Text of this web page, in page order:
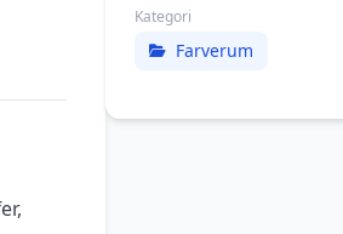
Kategori
Farverum